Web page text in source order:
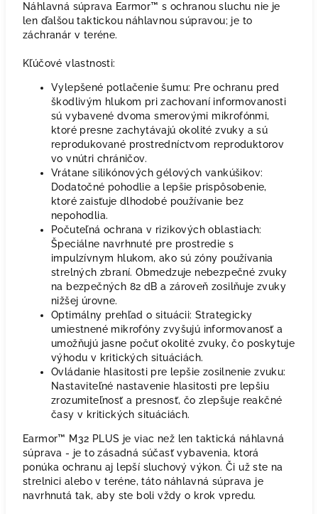
Náhlavná súprava Earmor™ s ochranou sluchu nie je
len ďalšou taktickou náhlavnou súpravou; je to
záchranár v teréne.
Kľúčové vlastnosti:
Vylepšené potlačenie šumu: Pre ochranu pred
škodlivým hlukom pri zachovaní informovanosti
sú vybavené dvoma smerovými mikrofónmi,
ktoré presne zachytávajú okolité zvuky a sú
reprodukované prostredníctvom reproduktorov
vo vnútri chráničov.
Vrátane silikónových gélových vankúšikov:
Dodatočné pohodlie a lepšie prispôsobenie,
ktoré zaisťuje dlhodobé používanie bez
nepohodlia.
Počuteľná ochrana v rizikových oblastiach:
Špeciálne navrhnuté pre prostredie s
impulzívnym hlukom, ako sú zóny používania
strelných zbraní. Obmedzuje nebezpečné zvuky
na bezpečných 82 dB a zároveň zosilňuje zvuky
nižšej úrovne.
Optimálny prehľad o situácii: Strategicky
umiestnené mikrofóny zvyšujú informovanosť a
umožňujú jasne počuť okolité zvuky, čo poskytuje
výhodu v kritických situáciách.
Ovládanie hlasitosti pre lepšie zosilnenie zvuku:
Nastaviteľné nastavenie hlasitosti pre lepšiu
zrozumiteľnosť a presnosť, čo zlepšuje reakčné
časy v kritických situáciách.
Earmor™ M32 PLUS je viac než len taktická náhlavná
súprava - je to zásadná súčasť vybavenia, ktorá
ponúka ochranu aj lepší sluchový výkon. Či už ste na
strelnici alebo v teréne, táto náhlavná súprava je
navrhnutá tak, aby ste boli vždy o krok vpredu.